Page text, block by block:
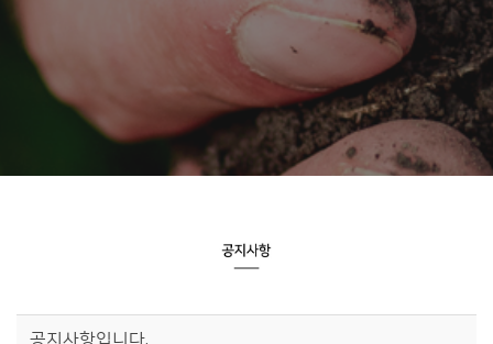
공지사항입니다.